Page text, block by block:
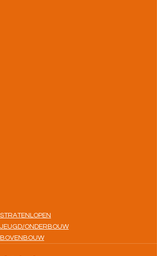
STRATENLOPEN
JEUGD/ONDERBOUW
BOVENBOUW